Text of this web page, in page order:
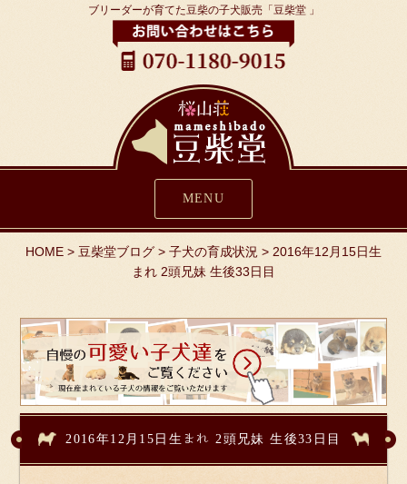
ブリーダーが育てた豆柴の子犬販売「豆柴堂 」
MENU
HOME > 豆柴堂ブログ> 子犬の育成状況 > 2016年12月15日生
まれ 2頭兄妹 生後33日目
2016年12月15日生まれ 2頭兄妹 生後33日目